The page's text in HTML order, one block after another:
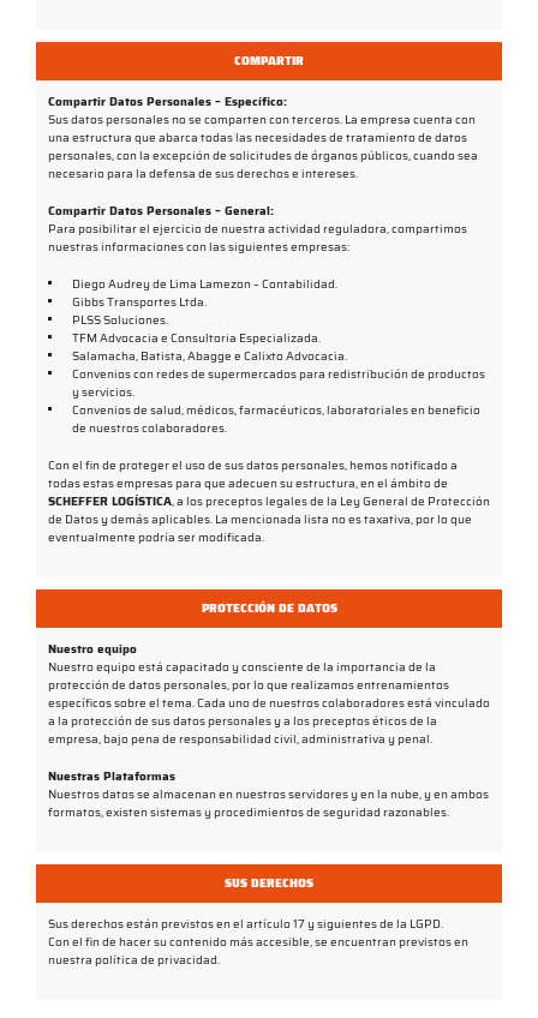
COMPARTIR
Compartir Datos Personales – Específico:
Sus datos personales no se comparten con terceros. La empresa cuenta con
una estructura que abarca todas las necesidades de tratamiento de datos
personales, con la excepción de solicitudes de órganos públicos, cuando sea
necesario para la defensa de sus derechos e intereses.
Compartir Datos Personales – General:
Para posibilitar el ejercicio de nuestra actividad reguladora, compartimos
nuestras informaciones con las siguientes empresas:
Diego Audrey de Lima Lamezon – Contabilidad.
Gibbs Transportes Ltda.
PLSS Soluciones.
TFM Advocacia e Consultoria Especializada.
Salamacha, Batista, Abagge e Calixto Advocacia.
Convenios con redes de supermercados para redistribución de productos
y servicios.
Convenios de salud, médicos, farmacéuticos, laboratoriales en beneficio
de nuestros colaboradores.
Con el fin de proteger el uso de sus datos personales, hemos notificado a
todas estas empresas para que adecuen su estructura, en el ámbito de
SCHEFFER LOGÍSTICA, a los preceptos legales de la Ley General de Protección
de Datos y demás aplicables. La mencionada lista no es taxativa, por lo que
eventualmente podría ser modificada.
PROTECCIÓN DE DATOS
Nuestro equipo
Nuestro equipo está capacitado y consciente de la importancia de la
protección de datos personales, por lo que realizamos entrenamientos
específicos sobre el tema. Cada uno de nuestros colaboradores está vinculado
a la protección de sus datos personales y a los preceptos éticos de la
empresa, bajo pena de responsabilidad civil, administrativa y penal.
Nuestras Plataformas
Nuestros datos se almacenan en nuestros servidores y en la nube, y en ambos
formatos, existen sistemas y procedimientos de seguridad razonables.
SUS DERECHOS
Sus derechos están previstos en el artículo 17 y siguientes de la LGPD.
Con el fin de hacer su contenido más accesible, se encuentran previstos en
nuestra política de privacidad.